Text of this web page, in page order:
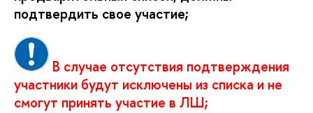
подтвердить свое участие;
В случае отсутствия подтверждения
участники будут исключены из списка и не
смогут принять участие в ЛШ;